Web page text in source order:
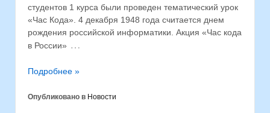
студентов 1 курса были проведен тематический урок
«Час Кода». 4 декабря 1948 года считается днем
рождения российской информатики. Акция «Час кода
в России» …
Подробнее »
Опубликовано в Новости